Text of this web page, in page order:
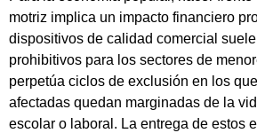
motriz implica un impacto financiero
dispositivos de calidad comercial
prohibitivos para los sectores de
perpetúa ciclos de exclusión en los
afectadas quedan marginadas de la
escolar o laboral. La entrega de estos